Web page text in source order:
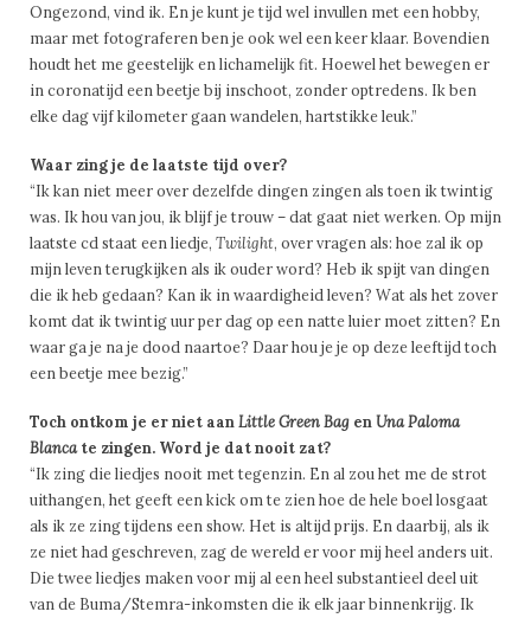
Ongezond, vind ik. En je kunt je tijd wel invullen met een hobby,
maar met fotograferen ben je ook wel een keer klaar. Bovendien
houdt het me geestelijk en lichamelijk fit. Hoewel het bewegen er
in coronatijd een beetje bij inschoot, zonder optredens. Ik ben
elke dag vijf kilometer gaan wandelen, hartstikke leuk.”
Waar zing je de laatste tijd over?
“Ik kan niet meer over dezelfde dingen zingen als toen ik twintig
was. Ik hou van jou, ik blijf je trouw – dat gaat niet werken. Op mijn
laatste cd staat een liedje, Twilight, over vragen als: hoe zal ik op
mijn leven terugkijken als ik ouder word? Heb ik spijt van dingen
die ik heb gedaan? Kan ik in waardigheid leven? Wat als het zover
komt dat ik twintig uur per dag op een natte luier moet zitten? En
waar ga je na je dood naartoe? Daar hou je je op deze leeftijd toch
een beetje mee bezig.”
Toch ontkom je er niet aan Little Green Bag en Una Paloma
Blancate zingen. Word je dat nooit zat?
“Ik zing die liedjes nooit met tegenzin. En al zou het me de strot
uithangen, het geeft een kick om te zien hoe de hele boel losgaat
als ik ze zing tijdens een show. Het is altijd prijs. En daarbij, als ik
ze niet had geschreven, zag de wereld er voor mij heel anders uit.
Die twee liedjes maken voor mij al een heel substantieel deel uit
van de Buma/Stemra-inkomsten die ik elk jaar binnenkrijg. Ik